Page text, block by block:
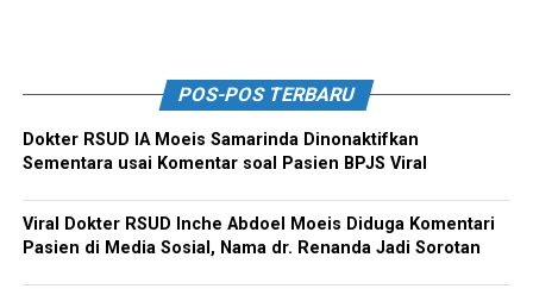
POS-POS TERBARU
Dokter RSUD IA Moeis Samarinda Dinonaktifkan
Sementara usai Komentar soal Pasien BPJS Viral
Viral Dokter RSUD Inche Abdoel Moeis Diduga Komentari
Pasien di Media Sosial, Nama dr. Renanda Jadi Sorotan